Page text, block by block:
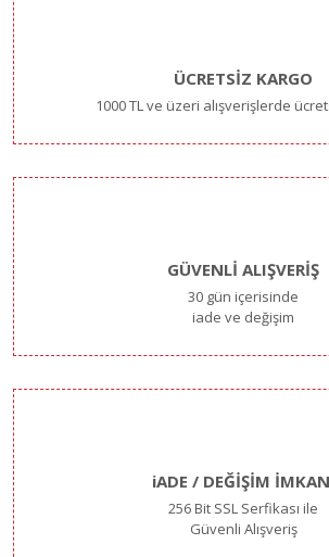
ÜCRETSİZ KARGO
1000 TL ve üzeri alışverişlerde
GÜVENLİ ALIŞVERİŞ
30 gün içerisinde
iade ve değişim
iADE / DEĞİŞİM
256 Bit SSL Serfikası ile
Güvenli Alışveriş